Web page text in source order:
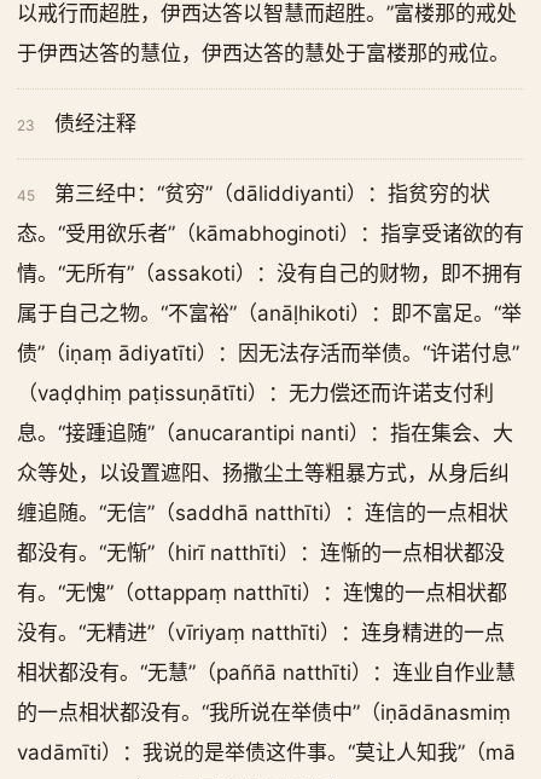
以戒行而超胜，伊西达答以智慧而超胜。”富楼那的戒处
于伊西达答的慧位，伊西达答的慧处于富楼那的戒位。
23 债经注释
45
第三经中：“贫穷”（dāliddiyanti）：指贫穷的状
态。“受用欲乐者”（kāmabhoginoti）：指享受诸欲的有
情。“无所有”（assakoti）：没有自己的财物，即不拥有
属于自己之物。“不富裕”（anāḷhikoti）：即不富足。“举
债”（iṇaṃ ādiyatīti）：因无法存活而举债。“许诺付息”
（vaḍḍhiṃ paṭissuṇātīti）：无力偿还而许诺支付利
息。“接踵追随”（anucarantipi nanti）：指在集会、大
众等处，以设置遮阳、扬撒尘土等粗暴方式，从身后纠
缠追随。“无信”（saddhā natthīti）：连信的一点相状
都没有。“无惭”（hirī natthīti）：连惭的一点相状都没
有。“无愧”（ottappaṃ natthīti）：连愧的一点相状都
没有。“无精进”（vīriyaṃ natthīti）：连身精进的一点
相状都没有。“无慧”（paññā natthīti）：连业自作业慧
的一点相状都没有。“我所说在举债中”（iṇādānasmiṃ
vadāmīti）：我说的是举债这件事。“莫让人知我”（mā